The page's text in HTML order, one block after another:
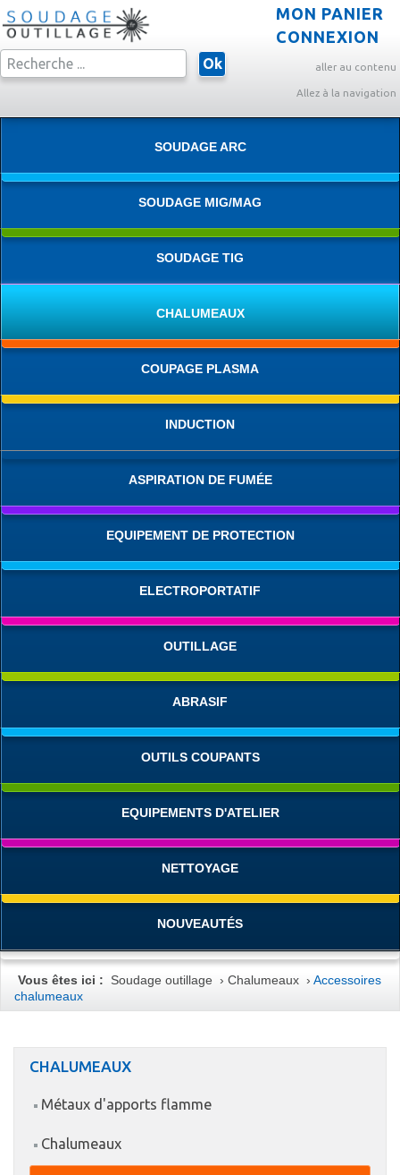
aller au contenu
Allez à la navigation
CONNEXION
MON PANIER
Ok
SOUDAGE ARC
SOUDAGE MIG/MAG
SOUDAGE TIG
CHALUMEAUX
COUPAGE PLASMA
INDUCTION
ASPIRATION DE FUMÉE
EQUIPEMENT DE PROTECTION
ELECTROPORTATIF
OUTILLAGE
ABRASIF
OUTILS COUPANTS
EQUIPEMENTS D'ATELIER
NETTOYAGE
NOUVEAUTÉS
Vous êtes ici : Soudage outillage ›Chalumeaux ›Accessoires
chalumeaux
CHALUMEAUX
Métaux d'apports flamme
Chalumeaux